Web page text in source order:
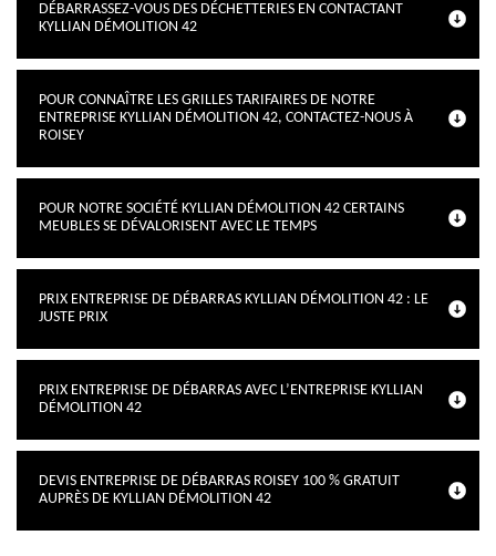
DÉBARRASSEZ-VOUS DES DÉCHETTERIES EN CONTACTANT
KYLLIAN DÉMOLITION 42
POUR CONNAÎTRE LES GRILLES TARIFAIRES DE NOTRE
ENTREPRISE KYLLIAN DÉMOLITION 42, CONTACTEZ-NOUS À
ROISEY
POUR NOTRE SOCIÉTÉ KYLLIAN DÉMOLITION 42 CERTAINS
MEUBLES SE DÉVALORISENT AVEC LE TEMPS
PRIX ENTREPRISE DE DÉBARRAS KYLLIAN DÉMOLITION 42 : LE
JUSTE PRIX
PRIX ENTREPRISE DE DÉBARRAS AVEC L’ENTREPRISE KYLLIAN
DÉMOLITION 42
DEVIS ENTREPRISE DE DÉBARRAS ROISEY 100 % GRATUIT
AUPRÈS DE KYLLIAN DÉMOLITION 42